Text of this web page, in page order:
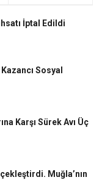
İptal Edildi
Sosyal
Karşı Sürek Avı Üç
Muğla’nın